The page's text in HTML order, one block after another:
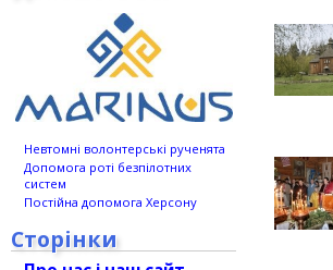
Невтомні волонтерські рученята
Допомога роті безпілотних
систем
Постійна допомога Херсону
Сторінки